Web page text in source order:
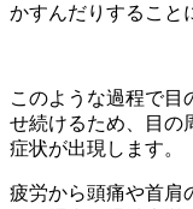
かすんだりすること
このような過程で目
せ続けるため、目の
症状が出現します。
疲労から頭痛や首肩